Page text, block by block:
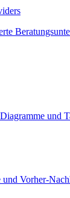
und
Vorher-